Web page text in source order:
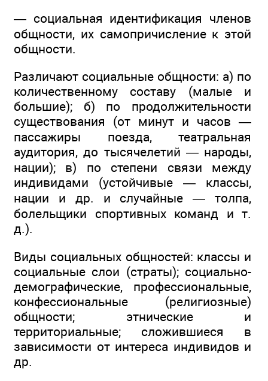
— социальная идентификация членов
общности, их самопричисление к этой
общности.
Различают социальные общности: а) по
количественному составу (малые и
большие); б) по продолжительности
существования (от минут и часов —
пассажиры поезда, театральная
аудитория, до тысячелетий — народы,
нации); в) по степени связи между
индивидами (устойчивые — классы,
нации и др. и случайные — толпа,
болельщики спортивных команд и т.
д.).
Виды социальных общностей: классы и
социальные слои (страты); социально-
демографические, профессиональные,
конфессиональные (религиозные)
общности; этнические и
территориальные; сложившиеся в
зависимости от интереса индивидов и
др.